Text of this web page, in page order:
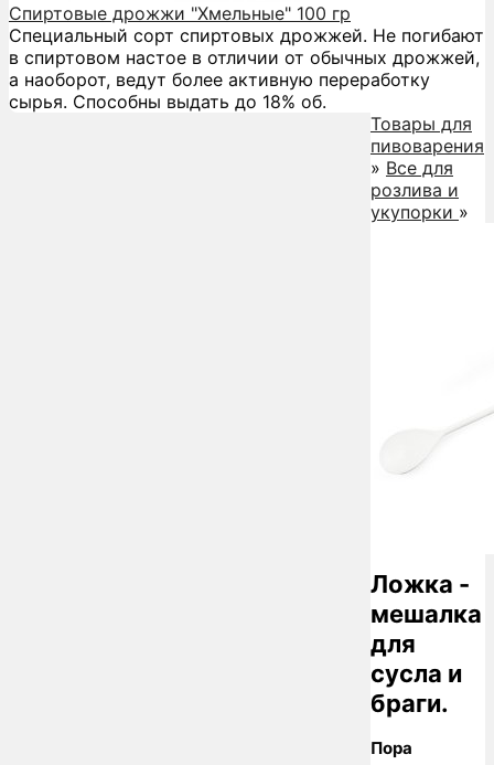
Спиртовые дрожжи "Хмельные" 100 гр
Специальный сорт спиртовых дрожжей. Не погибают
в спиртовом настое в отличии от обычных дрожжей,
а наоборот, ведут более активную переработку
сырья. Способны выдать до 18% об.
Товары для
пивоварения
» Все для
розлива и
укупорки »
Ложка -
мешалка
для
сусла и
браги.
Пора